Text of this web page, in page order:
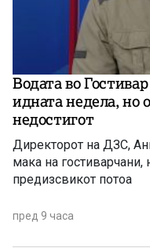
Водата во
идната недела, но
недостигот
Директорот на ДЗС,
мака на
предизсвикот потоа
пред 9 часа